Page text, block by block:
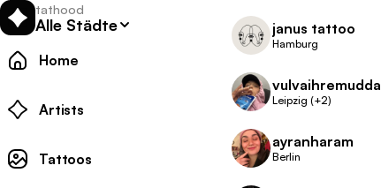
tathood
Alle Städte
Home
Tattoo
Artists
Tattoo-Galerie:
Tattoos
janus tattoo
Hamburg
vulvaihremudda
Leipzig (+2)
ayranharam
Berlin